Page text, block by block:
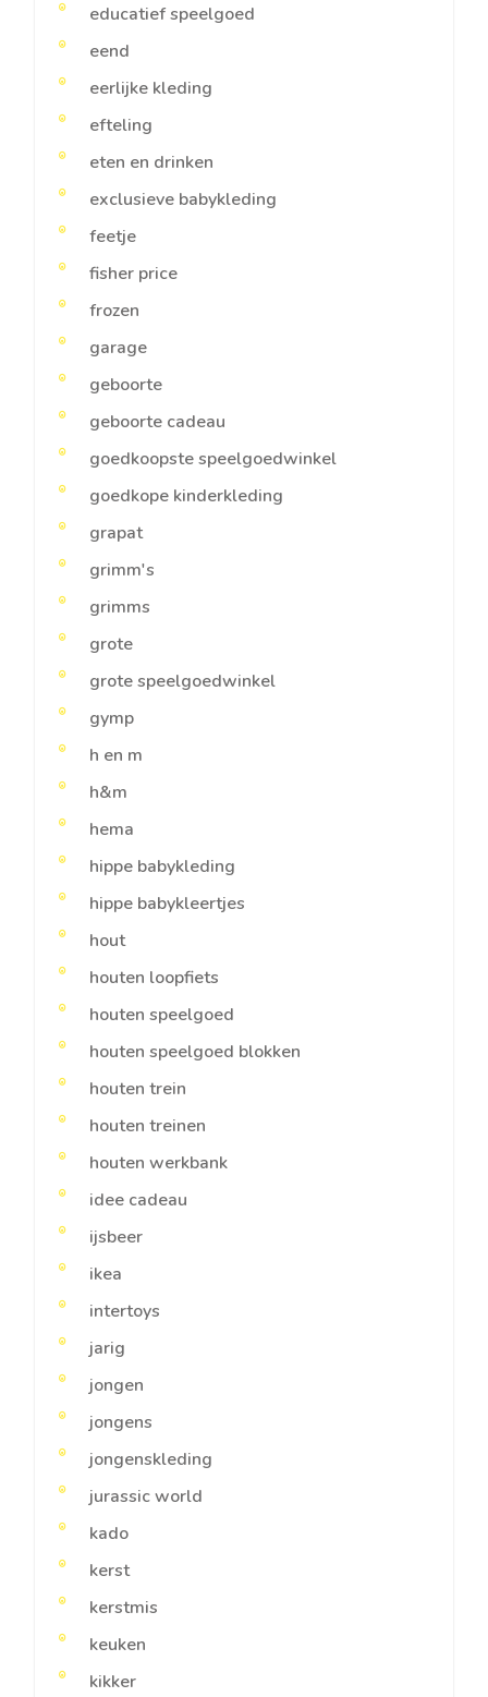
educatief speelgoed
eend
eerlijke kleding
efteling
eten en drinken
exclusieve babykleding
feetje
fisher price
frozen
garage
geboorte
geboorte cadeau
goedkoopste speelgoedwinkel
goedkope kinderkleding
grapat
grimm's
grimms
grote
grote speelgoedwinkel
gymp
h en m
h&m
hema
hippe babykleding
hippe babykleertjes
hout
houten loopfiets
houten speelgoed
houten speelgoed blokken
houten trein
houten treinen
houten werkbank
idee cadeau
ijsbeer
ikea
intertoys
jarig
jongen
jongens
jongenskleding
jurassic world
kado
kerst
kerstmis
keuken
kikker